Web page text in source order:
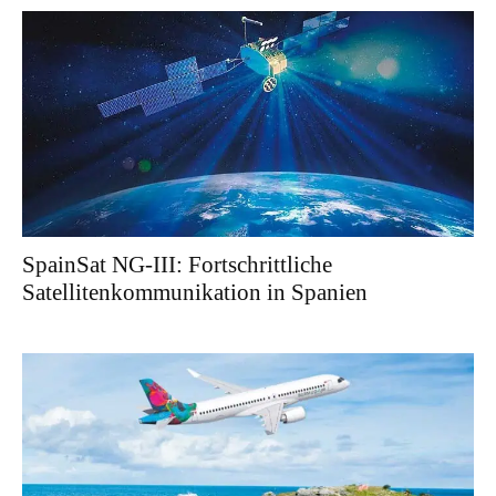
SpainSat NG-III: Fortschrittliche
Satellitenkommunikation in Spanien